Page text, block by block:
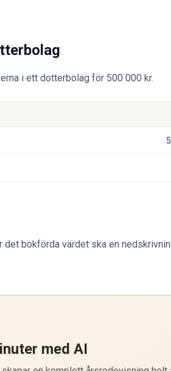
i ett dotterbolag för 500 000 kr.
bokförda värdet ska en
med AI